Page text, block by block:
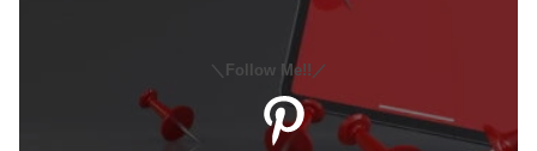
＼Follow Me!!／
Pinterest